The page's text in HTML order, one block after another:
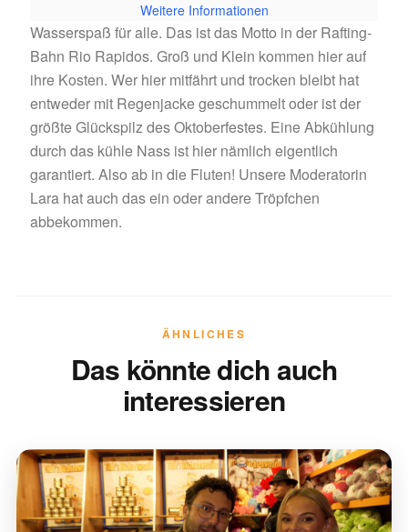
Weitere Informationen
Wasserspaß für alle. Das ist das Motto in der Rafting-
Bahn Rio Rapidos. Groß und Klein kommen hier auf
ihre Kosten. Wer hier mitfährt und trocken bleibt hat
entweder mit Regenjacke geschummelt oder ist der
größte Glückspilz des Oktoberfestes. Eine Abkühlung
durch das kühle Nass ist hier nämlich eigentlich
garantiert. Also ab in die Fluten! Unsere Moderatorin
Lara hat auch das ein oder andere Tröpfchen
abbekommen.
ÄHNLICHES
Das könnte dich auch
interessieren